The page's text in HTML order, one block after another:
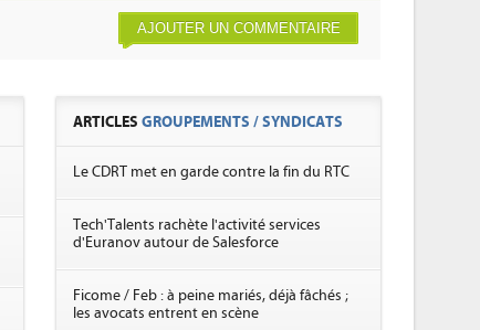
AJOUTER UN COMMENTAIRE
ARTICLESGROUPEMENTS / SYNDICATS
Le CDRT met en garde contre la fin du RTC
Tech'Talents rachète l'activité services
d'Euranov autour de Salesforce
Ficome / Feb : à peine mariés, déjà fâchés ;
les avocats entrent en scène